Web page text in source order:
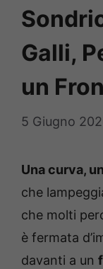
Galli,
un
5 Giugno
Una curva,
che
che molti
è fermata
davanti a un